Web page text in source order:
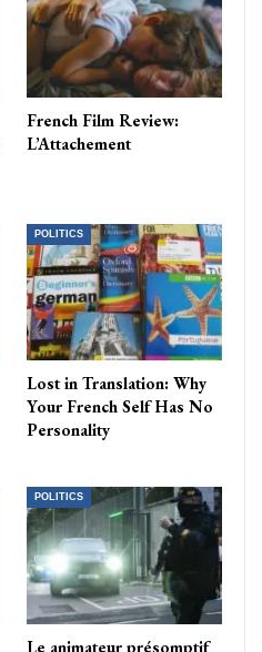
French Film Review:
L’Attachement
POLITICS
Lost in Translation: Why
Your French Self Has No
Personality
POLITICS
Le animateur présomptif